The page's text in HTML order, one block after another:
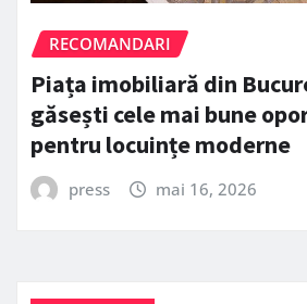
RECOMANDARI
Piața imobiliară din
găsești cele mai bune
pentru locuințe moderne
press mai 16, 2026